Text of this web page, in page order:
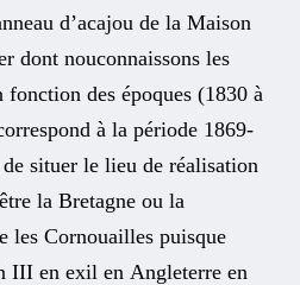
d’acajou de la Maison
dont nouconnaissons les
fonction des époques (1830 à
à la période 1869-
situer le lieu de réalisation
la Bretagne ou la
les Cornouailles puisque
III en exil en Angleterre en